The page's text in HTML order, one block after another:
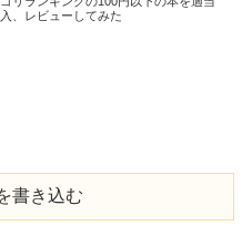
、レビューしてみた
書き込む